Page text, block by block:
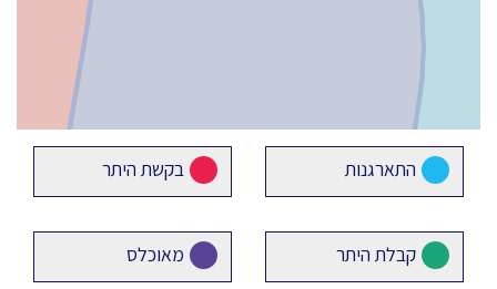
התארגנות בקשת היתר
קבלת היתר מאוכלס